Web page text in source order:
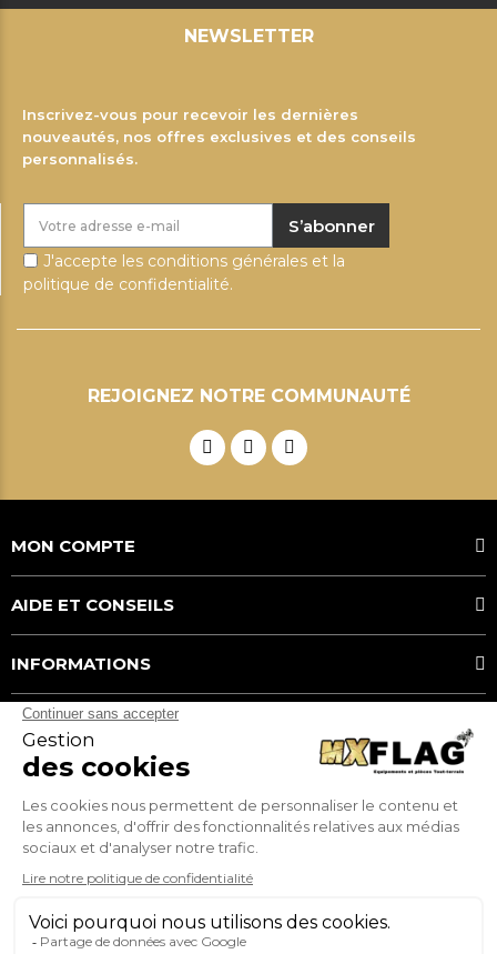
NEWSLETTER
Inscrivez-vous pour recevoir les dernières
nouveautés, nos offres exclusives et des conseils
personnalisés.
S’abonner
J'accepte les conditions générales et la
politique de confidentialité.
REJOIGNEZ NOTRE COMMUNAUTÉ
MON COMPTE
AIDE ET CONSEILS
INFORMATIONS
MOYENS DE PAIEMENT